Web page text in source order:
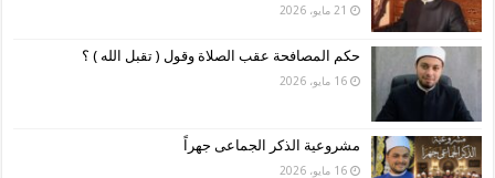
21 مايو، 2026
حكم المصافحة عقب الصلاة وقول ( تقبل الله ) ؟
16 مايو، 2026
مشروعية الذكر الجماعى جهراً
16 مايو، 2026